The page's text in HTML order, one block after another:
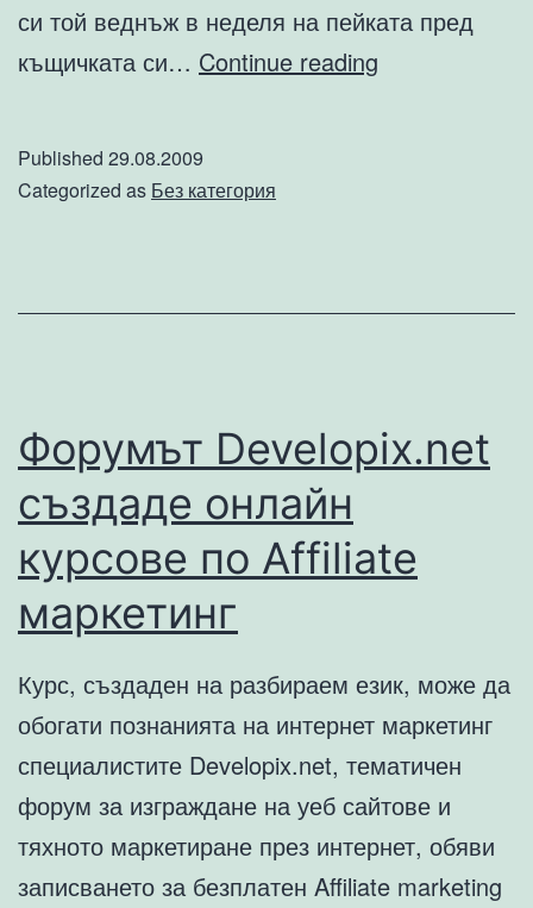
си той веднъж в неделя на пейката пред
къщичката си… Continue reading
Published 29.08.2009
Categorized as Без категория
Форумът Developix.net
създаде онлайн
курсове по Affiliate
маркетинг
Курс, създаден на разбираем език, може да
обогати познанията на интернет маркетинг
специалистите Developix.net, тематичен
форум за изграждане на уеб сайтове и
тяхното маркетиране през интернет, обяви
записването за безплатен Affiliate marketing